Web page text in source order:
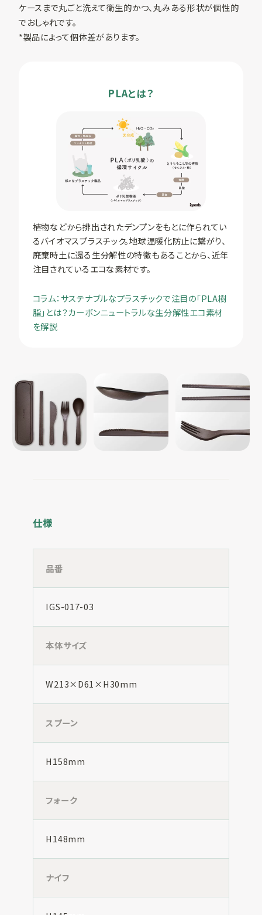
ケースまで丸ごと洗えて衛生的かつ、丸みある形状が個性的
でおしゃれです。
*製品によって個体差があります。
PLAとは？
植物などから排出されたデンプンをもとに作られてい
るバイオマスプラスチック。地球温暖化防止に繋がり、
廃棄時土に還る生分解性の特徴もあることから、近年
注目されているエコな素材です。
コラム：サステナブルなプラスチックで注目の「PLA樹
脂」とは？カーボンニュートラルな生分解性エコ素材
を解説
仕様
品番
IGS-017-03
本体サイズ
W213×D61×H30mm
スプーン
H158mm
フォーク
H148mm
ナイフ